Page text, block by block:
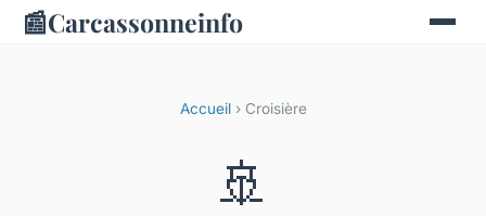
📰Carcassonneinfo
Accueil› Croisière
🚢